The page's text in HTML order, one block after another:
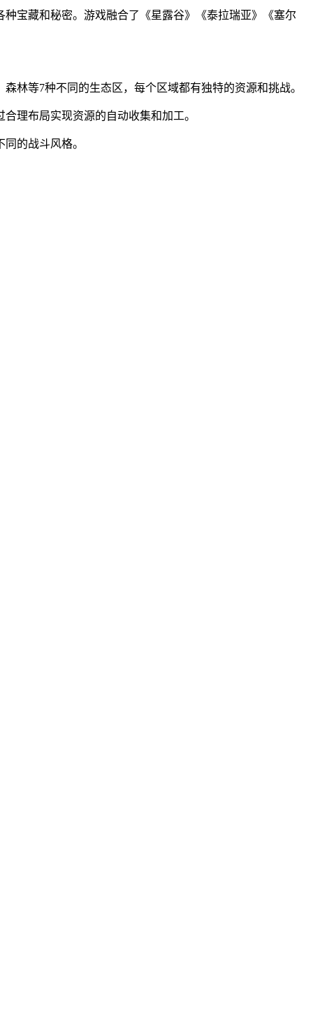
宝藏和秘密。游戏融合了《星露谷》《泰拉瑞亚》《塞尔
林等7种不同的生态区，每个区域都有独特的资源和挑战。
理布局实现资源的自动收集和加工。
的战斗风格。